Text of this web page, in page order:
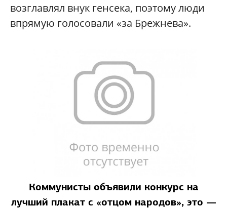
возглавлял внук генсека, поэтому люди
впрямую голосовали «за Брежнева».
Коммунисты объявили конкурс на
лучший плакат с «отцом народов», это —